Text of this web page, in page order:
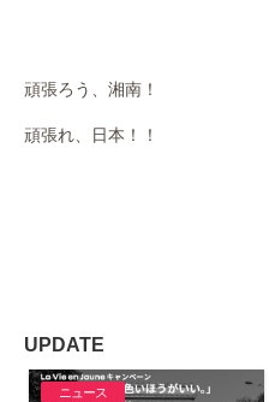
頑張ろう、湘南！
頑張れ、日本！！
UPDATE
ニュース